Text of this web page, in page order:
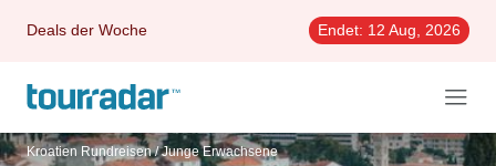
Deals der Woche Endet: 12 Aug, 2026
Kroatien Rundreisen / Junge Erwachsene